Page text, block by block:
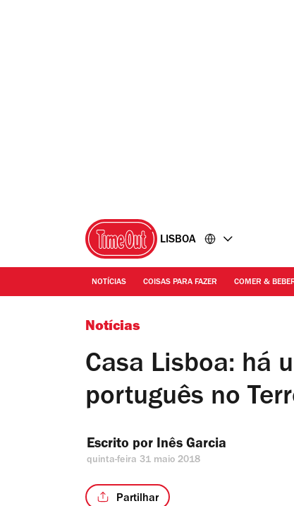
LISBOA
NOTÍCIAS COISAS PARA FAZER COMER &
Notícias
Casa Lisboa: há
português no
Escrito por Inês Garcia
quinta-feira 31 maio 2018
Partilhar